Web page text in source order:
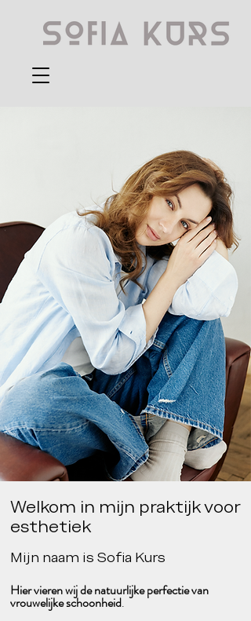
Welkom in mijn praktijk voor
esthetiek
Mijn naam is Sofia Kurs
Hier vieren wij de natuurlijke perfectie van
vrouwelijke schoonheid.